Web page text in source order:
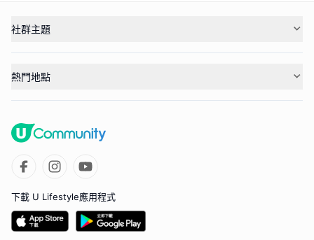
社群主題
熱門地點
下載 U Lifestyle應用程式